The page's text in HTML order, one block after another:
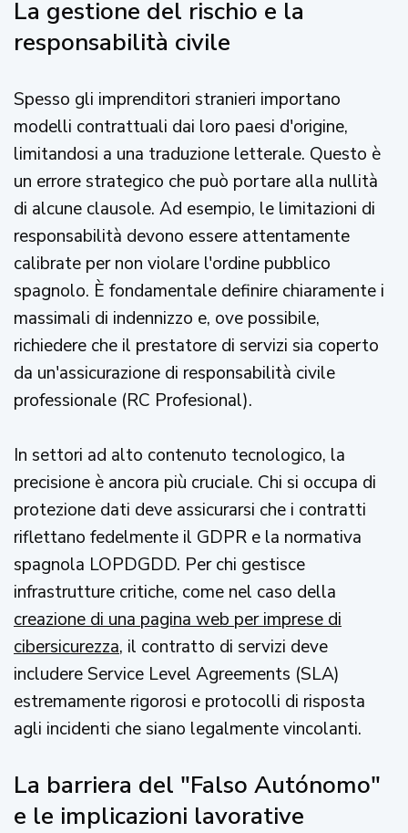
La gestione del rischio e la
responsabilità civile
Spesso gli imprenditori stranieri importano
modelli contrattuali dai loro paesi d'origine,
limitandosi a una traduzione letterale. Questo è
un errore strategico che può portare alla nullità
di alcune clausole. Ad esempio, le limitazioni di
responsabilità devono essere attentamente
calibrate per non violare l'ordine pubblico
spagnolo. È fondamentale definire chiaramente i
massimali di indennizzo e, ove possibile,
richiedere che il prestatore di servizi sia coperto
da un'assicurazione di responsabilità civile
professionale (RC Profesional).
In settori ad alto contenuto tecnologico, la
precisione è ancora più cruciale. Chi si occupa di
protezione dati deve assicurarsi che i contratti
riflettano fedelmente il GDPR e la normativa
spagnola LOPDGDD. Per chi gestisce
infrastrutture critiche, come nel caso della
creazione di una pagina web per imprese di
cibersicurezza, il contratto di servizi deve
includere Service Level Agreements (SLA)
estremamente rigorosi e protocolli di risposta
agli incidenti che siano legalmente vincolanti.
La barriera del "Falso Autónomo"
e le implicazioni lavorative